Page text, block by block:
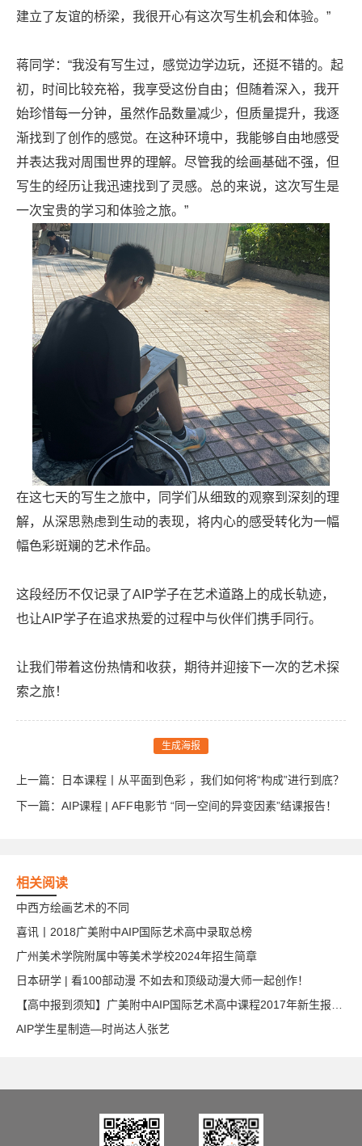
建立了友谊的桥梁，我很开心有这次写生机会和体验。”
蒋同学：“我没有写生过，感觉边学边玩，还挺不错的。起
初，时间比较充裕，我享受这份自由；但随着深入，我开
始珍惜每一分钟，虽然作品数量减少，但质量提升，我逐
渐找到了创作的感觉。在这种环境中，我能够自由地感受
并表达我对周围世界的理解。尽管我的绘画基础不强，但
写生的经历让我迅速找到了灵感。总的来说，这次写生是
一次宝贵的学习和体验之旅。”
在这七天的写生之旅中，同学们从细致的观察到深刻的理
解，从深思熟虑到生动的表现，将内心的感受转化为一幅
幅色彩斑斓的艺术作品。
这段经历不仅记录了AIP学子在艺术道路上的成长轨迹，
也让AIP学子在追求热爱的过程中与伙伴们携手同行。
让我们带着这份热情和收获，期待并迎接下一次的艺术探
索之旅！
生成海报
上一篇：
日本课程丨从平面到色彩 ，我们如何将“构成”进行到底？
下一篇： AIP课程 | AFF电影节 “同一空间的异变因素”结课报告！
相关阅读
中西方绘画艺术的不同
喜讯丨2018广美附中AIP国际艺术高中录取总榜
广州美术学院附属中等美术学校2024年招生简章
日本研学 | 看100部动漫 不如去和顶级动漫大师一起创作！
AIP学生星制造—时尚达人张艺